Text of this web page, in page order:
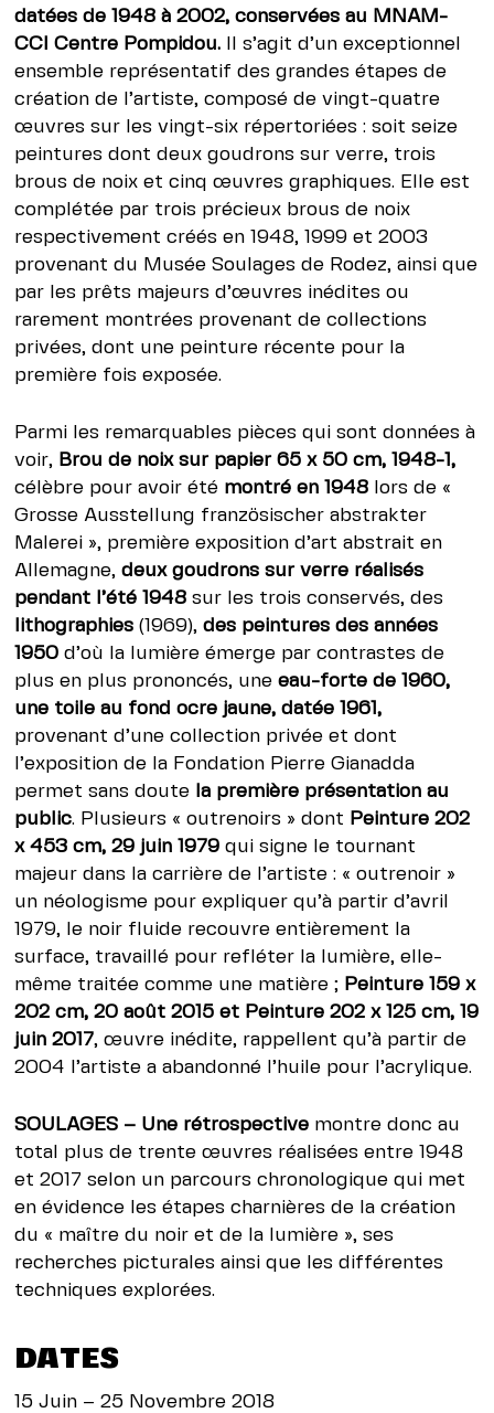
datées de 1948 à 2002, conservées au MNAM-
CCI Centre Pompidou. Il s’agit d’un exceptionnel
ensemble représentatif des grandes étapes de
création de l’artiste, composé de vingt-quatre
œuvres sur les vingt-six répertoriées : soit seize
peintures dont deux goudrons sur verre, trois
brous de noix et cinq œuvres graphiques. Elle est
complétée par trois précieux brous de noix
respectivement créés en 1948, 1999 et 2003
provenant du Musée Soulages de Rodez, ainsi que
par les prêts majeurs d’œuvres inédites ou
rarement montrées provenant de collections
privées, dont une peinture récente pour la
première fois exposée.
Parmi les remarquables pièces qui sont données à
voir, Brou de noix sur papier 65 x 50 cm, 1948-1,
célèbre pour avoir été montré en 1948 lors de «
Grosse Ausstellung französischer abstrakter
Malerei », première exposition d’art abstrait en
Allemagne,deux goudrons sur verre réalisés
pendant l’été 1948 sur les trois conservés, des
lithographies (1969),des peintures des années
1950 d’où la lumière émerge par contrastes de
plus en plus prononcés, uneeau-forte de 1960,
une toile au fond ocre jaune, datée 1961,
provenant d’une collection privée et dont
l’exposition de la Fondation Pierre Gianadda
permet sans doute la première présentation au
public. Plusieurs « outrenoirs » dont Peinture 202
x 453 cm, 29 juin 1979 qui signe le tournant
majeur dans la carrière de l’artiste : « outrenoir »
un néologisme pour expliquer qu’à partir d’avril
1979, le noir fluide recouvre entièrement la
surface, travaillé pour refléter la lumière, elle-
même traitée comme une matière ; Peinture 159 x
202 cm, 20 août 2015 et Peinture 202 x 125 cm, 19
juin 2017, œuvre inédite, rappellent qu’à partir de
2004 l’artiste a abandonné l’huile pour l’acrylique.
SOULAGES – Une rétrospective montre donc au
total plus de trente œuvres réalisées entre 1948
et 2017 selon un parcours chronologique qui met
en évidence les étapes charnières de la création
du « maître du noir et de la lumière », ses
recherches picturales ainsi que les différentes
techniques explorées.
DATES
15 Juin – 25 Novembre 2018